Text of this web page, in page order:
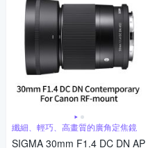
纖細、輕巧、高畫質的廣角定焦鏡
SIGMA 30mm F1.4 DC DN AP